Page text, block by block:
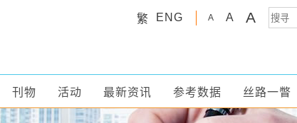
繁 ENG A A A
刊物 活动 最新资讯 参考数据 丝路一瞥